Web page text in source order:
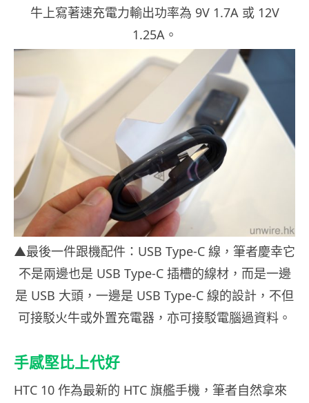
牛上寫著速充電力輸出功率為 9V 1.7A 或 12V
1.25A。
▲最後一件跟機配件：USB Type-C 線，筆者慶幸它
不是兩邊也是 USB Type-C 插槽的線材，而是一邊
是 USB 大頭，一邊是 USB Type-C 線的設計，不但
可接駁火牛或外置充電器，亦可接駁電腦過資料。
手感堅比上代好
HTC 10 作為最新的 HTC 旗艦手機，筆者自然拿來